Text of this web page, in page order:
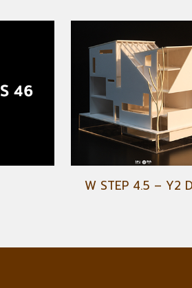
W STEP 4.5 – Y2